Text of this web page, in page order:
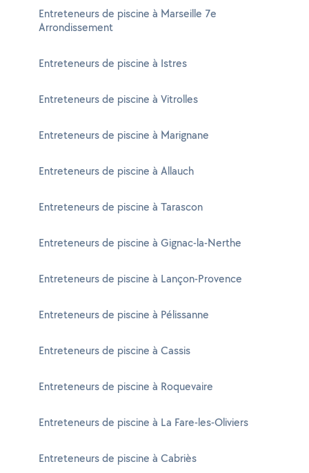
Entreteneurs de piscine à Marseille 7e
Arrondissement
Entreteneurs de piscine à Istres
Entreteneurs de piscine à Vitrolles
Entreteneurs de piscine à Marignane
Entreteneurs de piscine à Allauch
Entreteneurs de piscine à Tarascon
Entreteneurs de piscine à Gignac-la-Nerthe
Entreteneurs de piscine à Lançon-Provence
Entreteneurs de piscine à Pélissanne
Entreteneurs de piscine à Cassis
Entreteneurs de piscine à Roquevaire
Entreteneurs de piscine à La Fare-les-Oliviers
Entreteneurs de piscine à Cabriès